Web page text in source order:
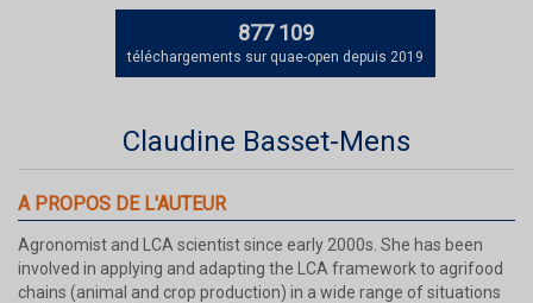
877 109
téléchargements sur quae-open depuis 2019
Claudine Basset-Mens
A PROPOS DE L'AUTEUR
Agronomist and LCA scientist since early 2000s. She has been
involved in applying and adapting the LCA framework to agrifood
chains (animal and crop production) in a wide range of situations